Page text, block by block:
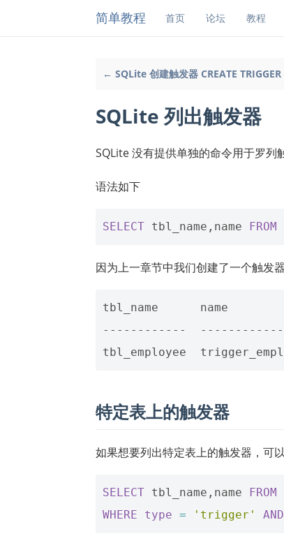
简单教程 首页 论坛 教程
← SQLite 创建触发器 CREATE TRIGGER
SQLite 列出触发器
SQLite 没有提供单独的命令用于罗
语法如下
SELECT tbl_name , name FROM
因为上一章节中我们创建了一个触发
tbl_name
------------
特定表上的触发器
如果想要列出特定表上的触发器，可
SELECT tbl_name , name FROM
WHERE
type = 'trigger' AND